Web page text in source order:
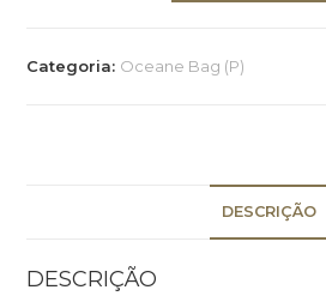
Categoria: Oceane Bag (P)
DESCRIÇÃO
DESCRIÇÃO